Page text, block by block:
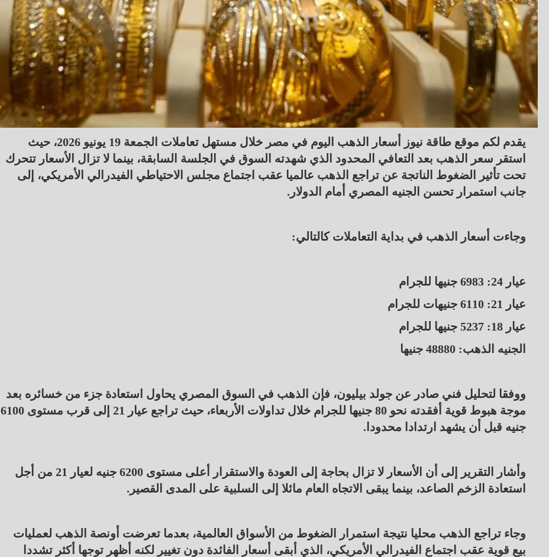
يقدم لكم موقع طاقة نيوز أسعار الذهب اليوم في مصر خلال مستهل تعاملات الجمعة 19 يونيو 2026، حيث
استقر سعر الذهب بعد التعافي المحدود الذي شهدته السوق في الجلسة السابقة، بينما لا تزال الأسعار تتحرك
تحت تأثير الضغوط الناتجة عن تراجع الذهب عالميا عقب اجتماع مجلس الاحتياطي الفيدرالي الأمريكي، إلى
جانب استمرار تحسن الجنيه المصري أمام الدولار.
وجاءت أسعار الذهب في بداية التعاملات كالتالي:
عيار 24: 6983 جنيها للجرام
عيار 21: 6110 جنيهات للجرام
عيار 18: 5237 جنيها للجرام
الجنيه الذهب: 48880 جنيها
ووفقا لتحليل فني صادر عن جولد بيليون، فإن الذهب في السوق المصري يحاول استعادة جزء من خسائره بعد
موجة هبوط قوية أفقدته نحو 80 جنيها للجرام خلال تداولات الأربعاء، حيث تراجع عيار 21 إلى قرب مستوى 6100
جنيه قبل أن يشهد ارتدادا محدودا.
وأشار التقرير إلى أن الأسعار لا تزال بحاجة إلى العودة والاستقرار أعلى مستوى 6200 جنيه لعيار 21 من أجل
استعادة الزخم الصاعد، بينما يبقى الاتجاه العام مائلا إلى السلبية على المدى القصير.
وجاء تراجع الذهب محليا نتيجة استمرار الضغوط من الأسواق العالمية، بعدما تعرضت أونصة الذهب لعمليات
بيع قوية عقب اجتماع الفيدرالي الأمريكي، الذي أبقى أسعار الفائدة دون تغيير لكنه أظهر توجها أكثر تشددا